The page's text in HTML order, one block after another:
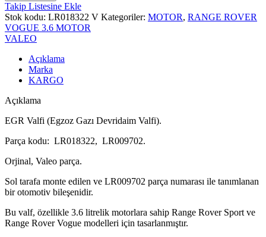
Takip Listesine Ekle
Stok kodu: LR018322 V Kategoriler: MOTOR, RANGE ROVER
VOGUE 3.6 MOTOR
VALEO
Açıklama
Marka
KARGO
Açıklama
EGR Valfi (Egzoz Gazı Devridaim Valfi).
Parça kodu: LR018322, LR009702.
Orjinal, Valeo parça.
Sol tarafa monte edilen ve LR009702 parça numarası ile tanımlanan
bir otomotiv bileşenidir.
Bu valf, özellikle 3.6 litrelik motorlara sahip Range Rover Sport ve
Range Rover Vogue modelleri için tasarlanmıştır.